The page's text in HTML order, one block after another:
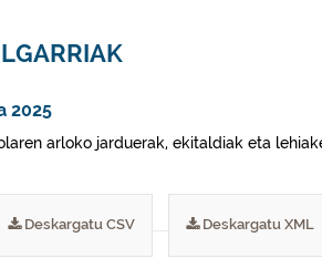
2025
arloko jarduerak, ekitaldiak eta
Deskargatu CSV Deskargatu XML